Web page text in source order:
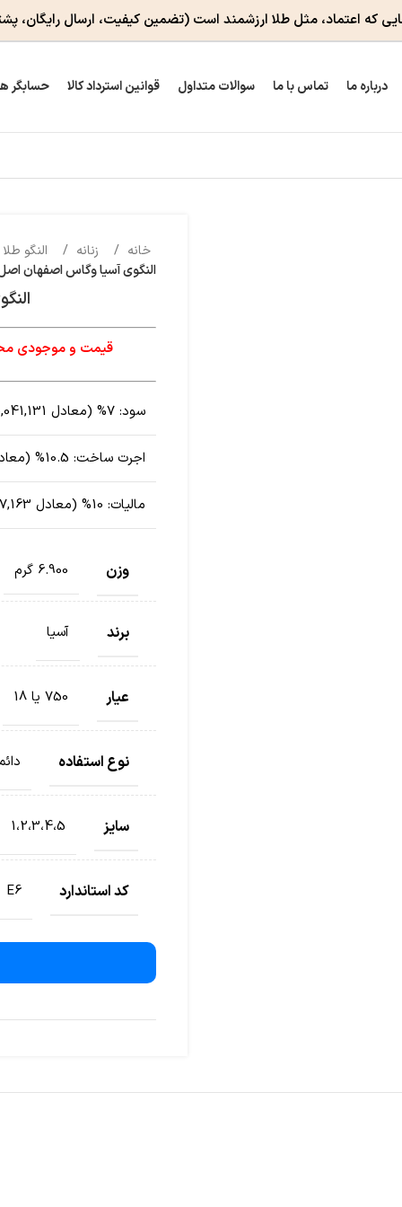
که اعتماد، مثل طلا ارزشمند است (تضمین کیفیت، ارسال رایگان،
درباره ما تماس با ما سوالات متداول قوانین استرداد کالا حسابگر
خانه زنانه
النگو
النگوی آسیا وگاس اصفهان
قیمت و موجودی
سود: 7% (معادل 10,041,131 تومان)
اجرت ساخت: 10.5% (معادل 13,630,494 تومان)
مالیات: 10% (معادل 2,367,163 تومان)
وزن 6.900 گرم
برند آسیا
عیار 750 یا 18
نوع استفاده
سایز 1،2،3،4،5
کد استاندارد E6